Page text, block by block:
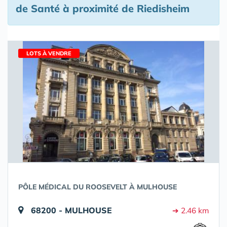
de Santé à proximité de Riedisheim
LOTS À VENDRE
PÔLE MÉDICAL DU ROOSEVELT À MULHOUSE
68200 - MULHOUSE ➔ 2.46 km